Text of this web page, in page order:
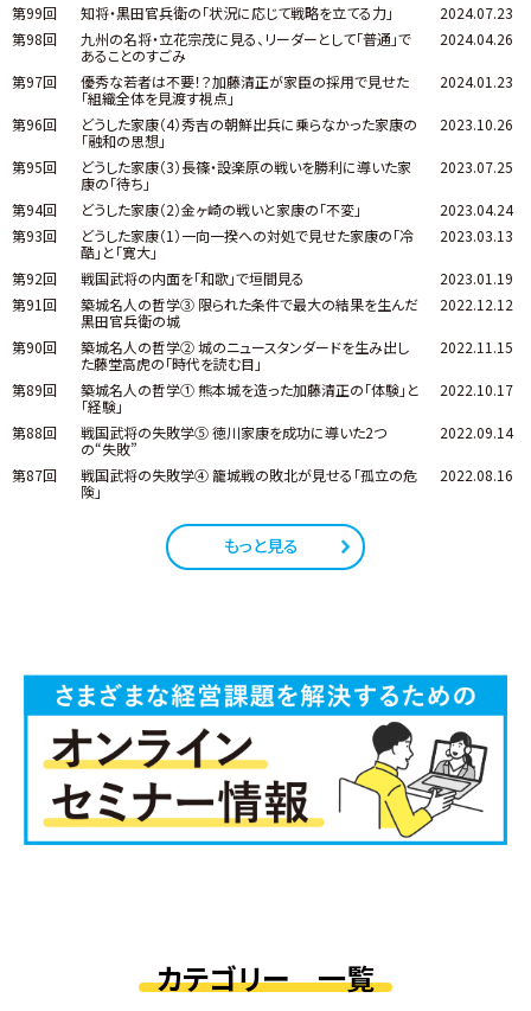
第99回
知将・黒田官兵衛の「状況に応じて戦略を立てる力」
2024.07.23
第98回
九州の名将・立花宗茂に見る、リーダーとして「普通」で
あることのすごみ
2024.04.26
第97回
優秀な若者は不要！？加藤清正が家臣の採用で見せた
「組織全体を見渡す視点」
2024.01.23
第96回
どうした家康（4）秀吉の朝鮮出兵に乗らなかった家康の
「融和の思想」
2023.10.26
第95回
どうした家康（3）長篠・設楽原の戦いを勝利に導いた家
康の「待ち」
2023.07.25
第94回 どうした家康（2）金ヶ崎の戦いと家康の「不変」
2023.04.24
第93回
どうした家康（1）一向一揆への対処で見せた家康の「冷
酷」と「寛大」
2023.03.13
第92回 戦国武将の内面を「和歌」で垣間見る
2023.01.19
第91回
築城名人の哲学③ 限られた条件で最大の結果を生んだ
黒田官兵衛の城
2022.12.12
第90回
築城名人の哲学② 城のニュースタンダードを生み出し
た藤堂高虎の「時代を読む目」
2022.11.15
第89回
築城名人の哲学① 熊本城を造った加藤清正の「体験」と
「経験」
2022.10.17
第88回
戦国武将の失敗学⑤ 徳川家康を成功に導いた2つ
の“失敗”
2022.09.14
第87回
戦国武将の失敗学④ 籠城戦の敗北が見せる「孤立の危
険」
2022.08.16
もっと見る
カテゴリー 一覧